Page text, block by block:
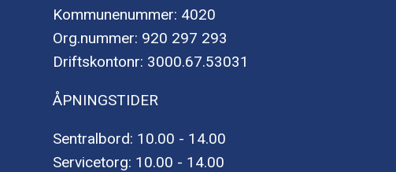
Kommunenummer: 4020
Org.nummer: 920 297 293
Driftskontonr: 3000.67.53031
ÅPNINGSTIDER
Sentralbord: 10.00 - 14.00
Servicetorg: 10.00 - 14.00